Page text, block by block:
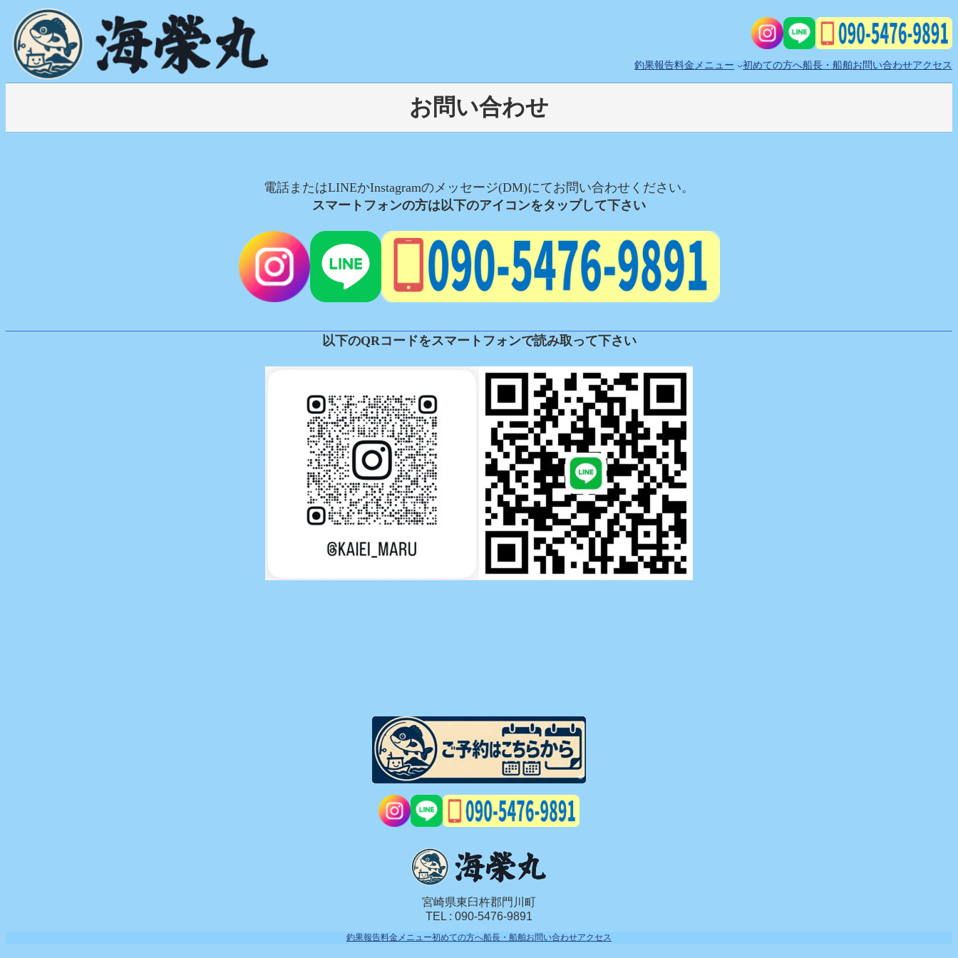
容
を
ス
ッ
釣果報告料金メニュー 初めての方へ船長・船舶お問い合わせアクセス
お問い合わせ
電話またはLINEかInstagramのメッセージ(DM)にてお問い合わせください。
スマートフォンの方は以下のアイコンをタップして下さい
以下のQRコードをスマートフォンで読み取って下さい
宮崎県東臼杵郡門川町
TEL : 090-5476-9891
釣果報告料金メニュー初めての方へ船長・船舶お問い合わせアクセス